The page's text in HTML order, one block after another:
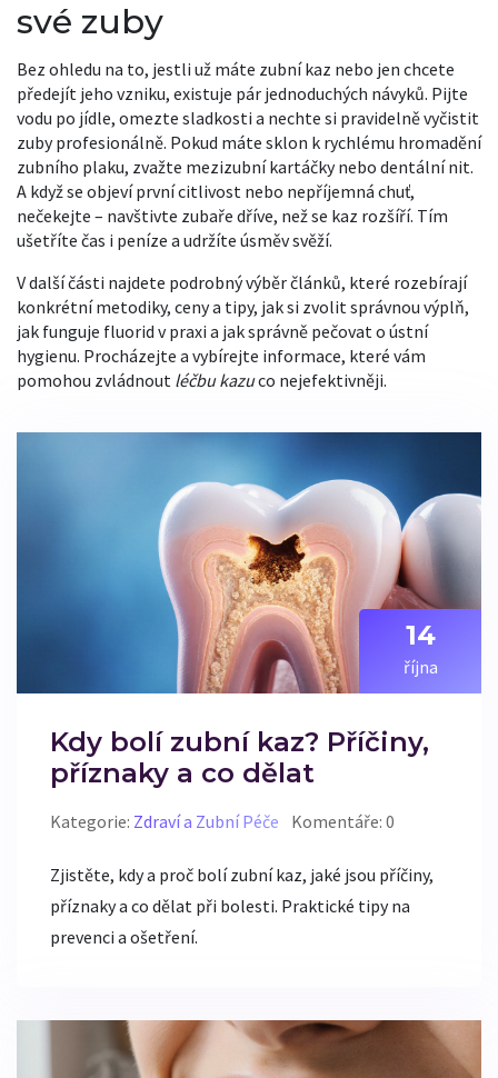
své zuby
Bez ohledu na to, jestli už máte zubní kaz nebo jen chcete
předejít jeho vzniku, existuje pár jednoduchých návyků. Pijte
vodu po jídle, omezte sladkosti a nechte si pravidelně vyčistit
zuby profesionálně. Pokud máte sklon k rychlému hromadění
zubního plaku, zvažte mezizubní kartáčky nebo dentální nit.
A když se objeví první citlivost nebo nepříjemná chuť,
nečekejte – navštivte zubaře dříve, než se kaz rozšíří. Tím
ušetříte čas i peníze a udržíte úsměv svěží.
V další části najdete podrobný výběr článků, které rozebírají
konkrétní metodiky, ceny a tipy, jak si zvolit správnou výplň,
jak funguje fluorid v praxi a jak správně pečovat o ústní
hygienu. Procházejte a vybírejte informace, které vám
pomohou zvládnout léčbu kazuco nejefektivněji.
14
října
Kdy bolí zubní kaz? Příčiny,
příznaky a co dělat
Kategorie: Zdraví a Zubní Péče Komentáře: 0
Zjistěte, kdy a proč bolí zubní kaz, jaké jsou příčiny,
příznaky a co dělat při bolesti. Praktické tipy na
prevenci a ošetření.